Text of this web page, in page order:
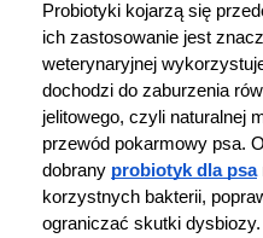
Probiotyki kojarzą się
ich zastosowanie jest
weterynaryjnej
dochodzi do zaburzenia
jelitowego, czyli naturalnej
przewód pokarmowy psa.
dobrany probiotyk dla psa
korzystnych bakterii,
ograniczać skutki dysbiozy.